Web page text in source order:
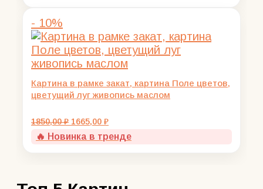
- 10%
Картина в рамке закат, картина Поле цветов,
цветущий луг живопись маслом
1850,00₽ Первоначальная
составляла
1665,00 ₽Текущая
1665,00 ₽.
🔥 Новинка в тренде